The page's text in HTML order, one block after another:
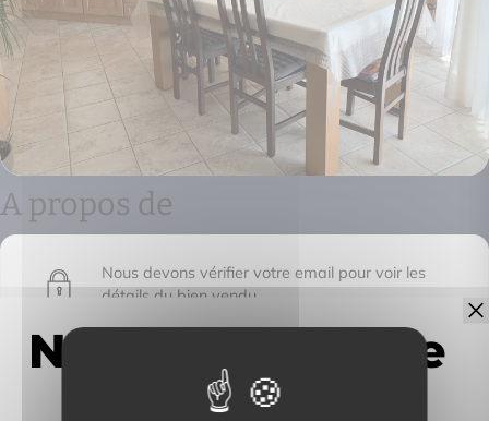
A propos de
Nous devons vérifier votre email pour voir les
détails du bien vendu